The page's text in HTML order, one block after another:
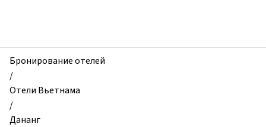
Val
Soleil
Hotel,
Дананг,
Вьетнам
Бронирование отелей
/
Отели Вьетнама
/
Дананг